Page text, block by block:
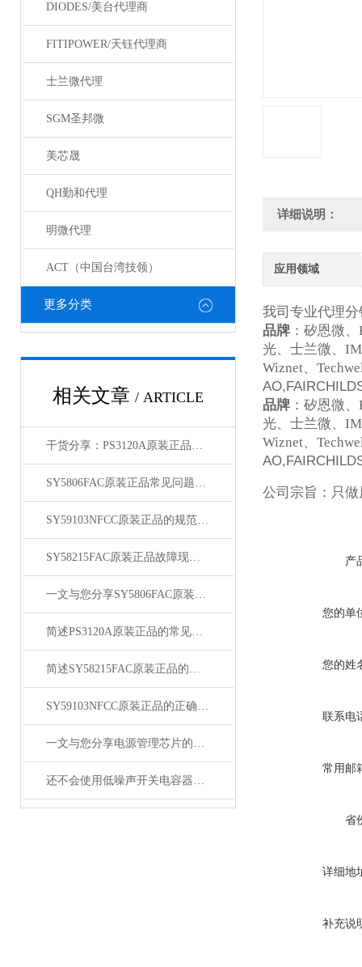
DIODES/美台代理商
FITIPOWER/天钰代理商
士兰微代理
SGM圣邦微
美芯晟
QH勤和代理
明微代理
ACT（中国台湾技领）
更多分类
相关文章 / ARTICLE
干货分享：PS3120A原装正品使用中的那些常见故障与解决技巧
SY5806FAC原装正品常见问题及对应解决办法大公开
SY59103NFCC原装正品的规范存放管理体系介绍
SY58215FAC原装正品故障现象相应的解决方法介绍
一文与您分享SY5806FAC原装正品的常见问题相应解决方法
简述PS3120A原装正品的常见故障相应解决方法
简述SY58215FAC原装正品的正确安装方法
SY59103NFCC原装正品的正确维护保养方法分享
一文与您分享电源管理芯片的维护保养方法
还不会使用低噪声开关电容器？进来看
详细说明：
应用领域
我司专业代理分
品牌 ：矽恩微、
光、士兰微、
Wiznet、
品牌 ：矽恩微、
光、士兰微、
Wiznet、
公司宗旨：只
产
您的单
您的姓
联系电
常用邮
省
详细地
补充说